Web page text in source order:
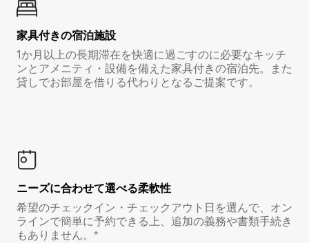
家具付き⁠の宿⁠泊⁠施⁠設
1か月以上の長期滞在を快適に過ごすのに必要なキッチ
ンとアメニティ・設備を備えた家具付きの宿泊先。また
貸しでお部屋を借りる代わりとなるご提案です。
ニーズに合わせて選べる柔軟性
希望のチェックイン・チェックアウト日を選んで、オン
ラインで簡単に予約できる上、追加の義務や書類手続き
もありません。*